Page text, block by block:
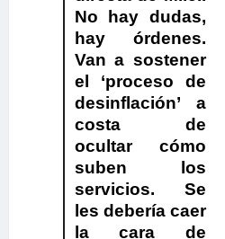
No hay dudas,
hay órdenes.
Van a sostener
el ‘proceso de
desinflación’ a
costa de
ocultar cómo
suben los
servicios. Se
les debería caer
la cara de